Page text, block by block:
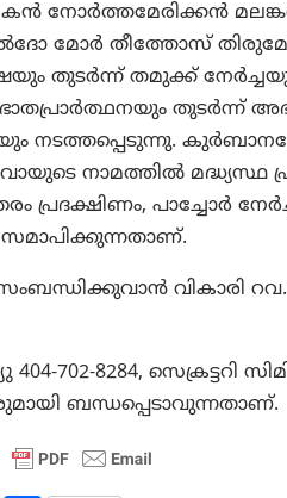
നോര്‍ത്തമേരിക്കന്‍
മോര്‍ തീത്തോസ്
തുടര്‍ന്ന് തമുക്ക്
തുടര്‍ന്ന്
നടത്തപ്പെടുന്നു.
നാമത്തില്‍ മദ്ധ്യസ്ഥ
പ്രദക്ഷിണം, പാച്ചോര്‍
വികാരി
8284, സെക്രട്ടറി
ബന്ധപ്പെടാവുന്നതാണ്.